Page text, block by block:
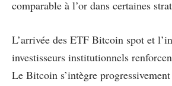
comparable à l’or dans certaines
L’arrivée des ETF Bitcoin spot et
investisseurs institutionnels
Le Bitcoin s’intègre